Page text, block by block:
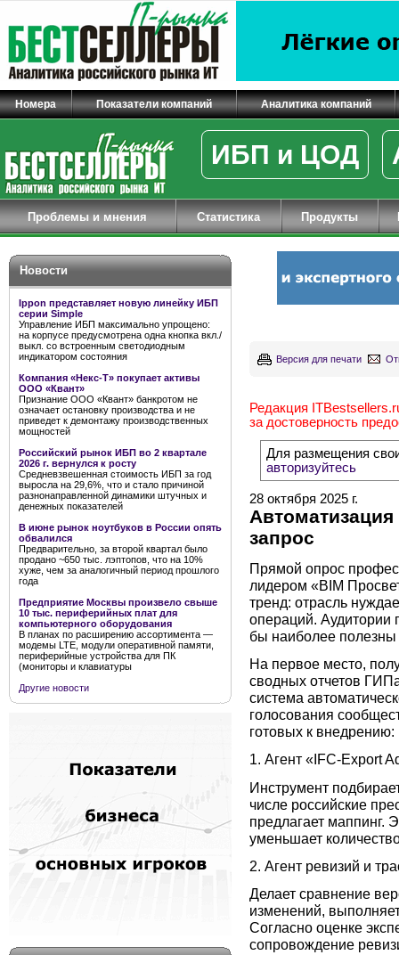
Номера Показатели компаний Аналитика компаний
ИБП и ЦОД
Проблемы и мнения Статистика Продукты
Новости
Ippon представляет новую линейку ИБП
серии Simple
Управление ИБП максимально упрощено:
на корпусе предусмотрена одна кнопка вкл./
выкл. со встроенным светодиодным
индикатором состояния
Компания «Некс-Т» покупает активы
ООО «Квант»
Признание ООО «Квант» банкротом не
означает остановку производства и не
приведет к демонтажу производственных
мощностей
Российский рынок ИБП во 2 квартале
2026 г. вернулся к росту
Средневзвешенная стоимость ИБП за год
выросла на 29,6%, что и стало причиной
разнонаправленной динамики штучных и
денежных показателей
В июне рынок ноутбуков в России опять
обвалился
Предварительно, за второй квартал было
продано ~650 тыс. лэптопов, что на 10%
хуже, чем за аналогичный период прошлого
года
Предприятие Москвы произвело свыше
10 тыс. периферийных плат для
компьютерного оборудования
В планах по расширению ассортимента —
модемы LTE, модули оперативной памяти,
периферийные устройства для ПК
(мониторы и клавиатуры
Другие новости
Версия для печати
Редакция
за достоверность
Для размещения
авторизуйтесь
28 октября 2025 г.
запрос
Прямой опрос
лидером «BIM
тренд: отрасль
операций.
бы наиболее полезны
На первое место,
сводных отчетов
система
голосования
готовых к внедрению:
1. Агент «IFC-Export
Инструмент
числе российские
предлагает маппинг.
уменьшает
2. Агент ревизий и
Делает сравнение
изменений,
Согласно оценке
сопровождение